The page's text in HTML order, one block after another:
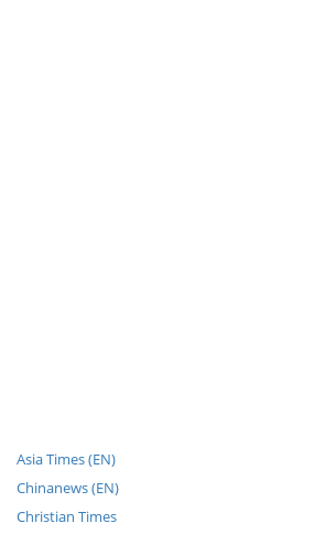
Asia Times (EN)
Chinanews (EN)
Christian Times